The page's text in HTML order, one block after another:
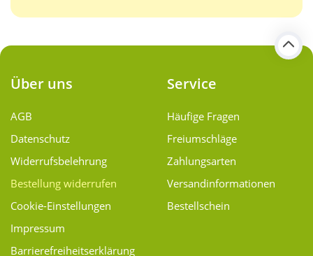
Über uns
AGB
Datenschutz
Widerrufsbelehrung
Bestellung widerrufen
Cookie-Einstellungen
Impressum
Barrierefreiheitserklärung
Service
Häufige Fragen
Freiumschläge
Zahlungsarten
Versand­informationen
Bestellschein